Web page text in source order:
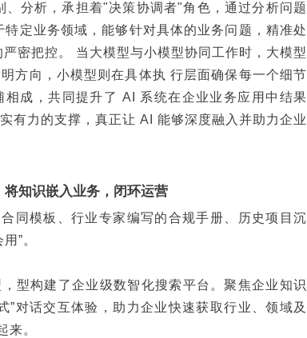
分析，承担着"决策协调者"角色，通过分析问题
定业务领域，能够针对具体的业务问题，精准处
密把控。 当大模型与小模型协同工作时，大模型
方向，小模型则在具体执 行层面确保每一个细节
成，共同提升了 AI 系统在企业业务应用中结果
有力的支撑，真正让 AI 能够深度融入并助力企业
知识嵌入业务，闭环运营
同模板、行业专家编写的合规手册、历史项目沉
”。
型构建了企业级数智化搜索平台。聚焦企业知识
”对话交互体验，助力企业快速获取行业、领域及
来。